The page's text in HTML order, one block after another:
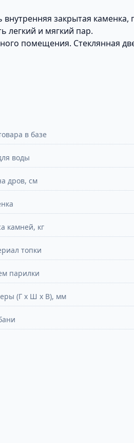
закрытая
легкий и мягкий пар.
помещения. Стеклянная
в базе
воды
дров, см
камней, кг
топки
парилки
(Г х Ш х В), мм